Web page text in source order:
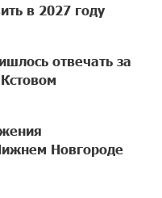
в 2027 году
отвечать за
Новгороде